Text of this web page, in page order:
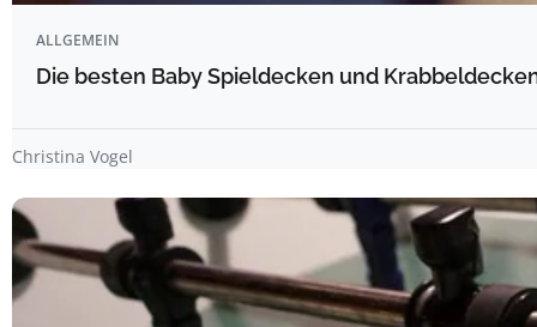
ALLGEMEIN
Die besten Baby Spieldecken und
Christina Vogel